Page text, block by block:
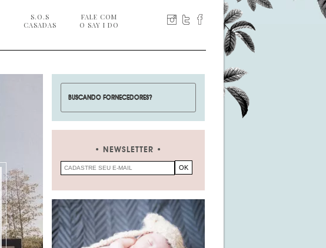
S.O.S
CASADAS
FALE COM
O SAY I DO
NEWSLETTER